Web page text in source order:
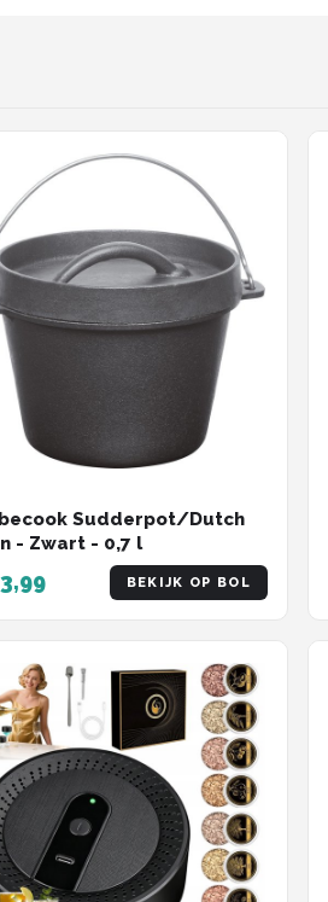
Sudderpot/Dutch
- Zwart - 0,7 l
BEKIJK OP BOL